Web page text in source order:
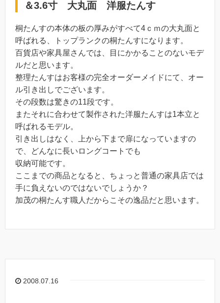
＆3.6寸 大丸面 洋服たんす
桐たんすの本体の板の厚みがすべて4ｃｍの大丸面と
呼ばれる、トップランクの桐たんすになります。
百貨店や家具屋さんでは、目にかかることのないモデ
ルだと思います。
整理たんすはお客様の完全オーダーメイドにて、オー
ル引き出しでございます。
その段数は驚きの11段です。
またそれに合わせて製作された洋服たんすは1本立と
呼ばれるモデル。
引き出しはなく、上から下まで扉になっていますの
で、どんなに長いロングコートでも
収納可能です。
ここまでの商品となると、ちょっと普通の家具店では
手に負えないのではないでしょうか？
加茂の桐たんす職人だからこその逸品だと思います。
2008.07.16